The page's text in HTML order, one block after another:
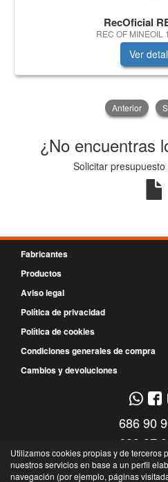
RecOficial
REC OF MINEOIL
Ver
Anterior
¿No encuentras
Solicitar
Fabricantes
Productos
Aviso legal
Política de privacidad
Política de cookies
Condiciones generales de compra
Cambios y devoluciones
686 90
699 37
C/ El Timple, 13 - 38108 - Santa Cruz de
España
Utilizamos cookies propias y de terceros
nuestros servicios en base a un perfil
navegación (por ejemplo, páginas